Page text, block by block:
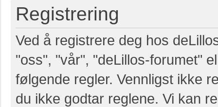
Registrering
Ved å registrere deg hos
"oss", "vår", "deLillos-forumet"
følgende regler. Vennligst ikke
du ikke godtar reglene. Vi kan